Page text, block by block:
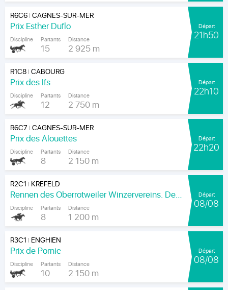
R6C6|CAGNES-SUR-MER
Prix Esther Duflo
Discipline Partants
15
Distance
2 925 m
Départ
21h50
R1C8|CABOURG
Prix des Ifs
Discipline Partants
12
Distance
2 750 m
Départ
22h10
R6C7 |CAGNES-SUR-MER
Prix des Alouettes
Discipline Partants
8
Distance
2 150 m
Départ
22h20
R2C1 | KREFELD
Rennen des Oberrotweiler Winzervereins. Der Klassiker Am Kaiser.
Discipline Partants
8
Distance
1 200 m
Départ
08/08
R3C1 | ENGHIEN
Prix de Pornic
Discipline Partants
10
Distance
2 150 m
Départ
08/08